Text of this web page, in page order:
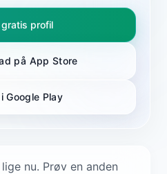
profil
på App Store
Google Play
nu. Prøv en anden